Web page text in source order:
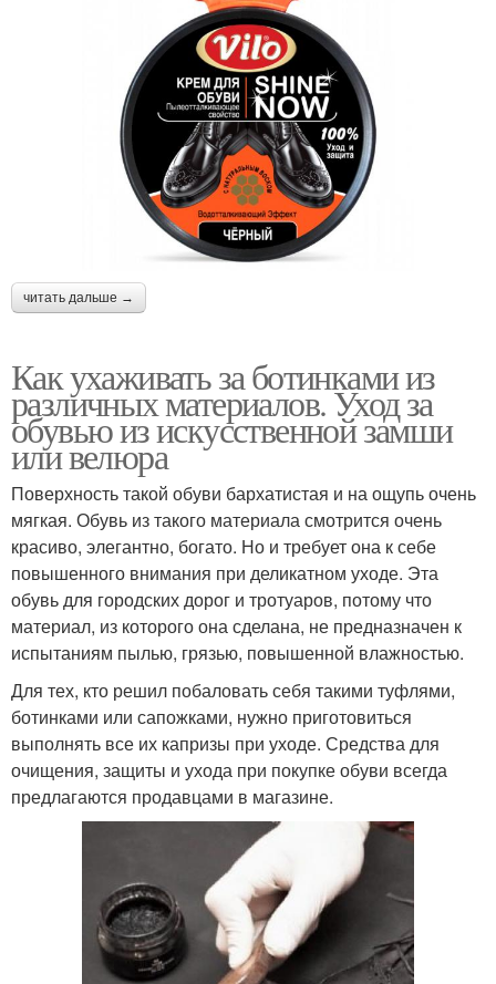
читать дальше →
Как ухаживать за ботинками из
различных материалов. Уход за
обувью из искусственной замши
или велюра
Поверхность такой обуви бархатистая и на ощупь очень
мягкая. Обувь из такого материала смотрится очень
красиво, элегантно, богато. Но и требует она к себе
повышенного внимания при деликатном уходе. Эта
обувь для городских дорог и тротуаров, потому что
материал, из которого она сделана, не предназначен к
испытаниям пылью, грязью, повышенной влажностью.
Для тех, кто решил побаловать себя такими туфлями,
ботинками или сапожками, нужно приготовиться
выполнять все их капризы при уходе. Средства для
очищения, защиты и ухода при покупке обуви всегда
предлагаются продавцами в магазине.